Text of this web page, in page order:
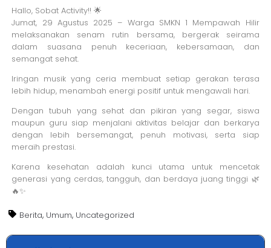
Hallo, Sobat Activity!! 🌟
Jumat, 29 Agustus 2025 – Warga SMKN 1 Mempawah Hilir
melaksanakan senam rutin bersama, bergerak seirama
dalam suasana penuh keceriaan, kebersamaan, dan
semangat sehat.
Iringan musik yang ceria membuat setiap gerakan terasa
lebih hidup, menambah energi positif untuk mengawali hari.
Dengan tubuh yang sehat dan pikiran yang segar, siswa
maupun guru siap menjalani aktivitas belajar dan berkarya
dengan lebih bersemangat, penuh motivasi, serta siap
meraih prestasi.
Karena kesehatan adalah kunci utama untuk mencetak
generasi yang cerdas, tangguh, dan berdaya juang tinggi 🌿
🔥✨
Berita, Umum, Uncategorized